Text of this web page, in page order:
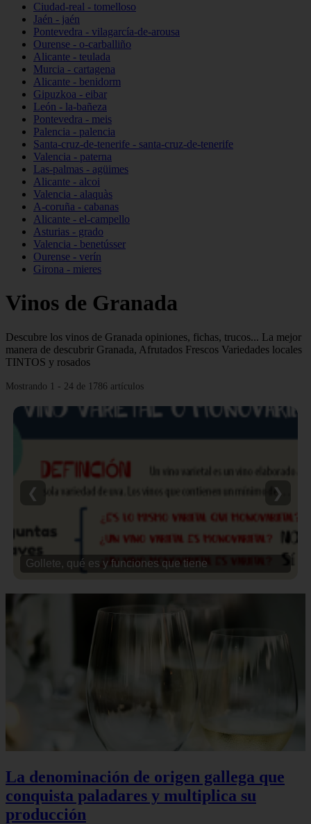
Ciudad-real - tomelloso
Jaén - jaén
Pontevedra - vilagarcía-de-arousa
Ourense - o-carballiño
Alicante - teulada
Murcia - cartagena
Alicante - benidorm
Gipuzkoa - eibar
León - la-bañeza
Pontevedra - meis
Palencia - palencia
Santa-cruz-de-tenerife - santa-cruz-de-tenerife
Valencia - paterna
Las-palmas - agüimes
Alicante - alcoi
Valencia - alaquàs
A-coruña - cabanas
Alicante - el-campello
Asturias - grado
Valencia - benetússer
Ourense - verín
Girona - mieres
Vinos de Granada
Descubre los vinos de Granada opiniones, fichas, trucos... La mejor
manera de descubrir Granada, Afrutados Frescos Variedades locales
TINTOS y rosados
Mostrando 1 - 24 de 1786 artículos
Gollete, qué es y funciones que tiene
❮ ❯
La denominación de origen gallega que
conquista paladares y multiplica su
producción